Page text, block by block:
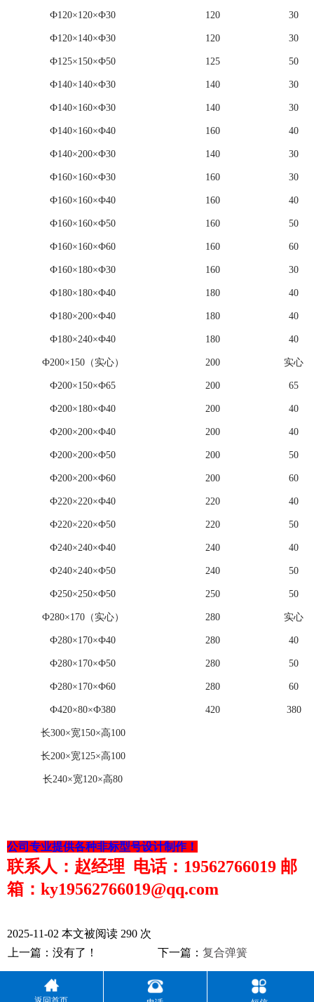
Ф120×120×Ф30 120 30
Ф120×140×Ф30 120 30
Ф125×150×Ф50 125 50
Ф140×140×Ф30 140 30
Ф140×160×Ф30 140 30
Ф140×160×Ф40 160 40
Ф140×200×Ф30 140 30
Ф160×160×Ф30 160 30
Ф160×160×Ф40 160 40
Ф160×160×Ф50 160 50
Ф160×160×Ф60 160 60
Ф160×180×Ф30 160 30
Ф180×180×Ф40 180 40
Ф180×200×Ф40 180 40
Ф180×240×Ф40 180 40
Ф200×150（实心） 200 实心
Ф200×150×Ф65 200 65
Ф200×180×Ф40 200 40
Ф200×200×Ф40 200 40
Ф200×200×Ф50 200 50
Ф200×200×Ф60 200 60
Ф220×220×Ф40 220 40
Ф220×220×Ф50 220 50
Ф240×240×Ф40 240 40
Ф240×240×Ф50 240 50
Ф250×250×Ф50 250 50
Ф280×170（实心） 280 实心
Ф280×170×Ф40 280 40
Ф280×170×Ф50 280 50
Ф280×170×Ф60 280 60
Ф420×80×Ф380 420 380
长300×宽150×高100
长200×宽125×高100
长240×宽120×高80
公司专业提供各种非标型号设计制作！
联系人：赵经理 电话：19562766019 邮
箱：ky19562766019@qq.com
2025-11-02 本文被阅读 290 次
上一篇：没有了！
下一篇： 复合弹簧